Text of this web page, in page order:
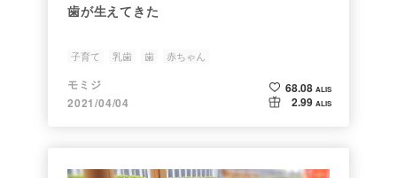
歯が生えてきた
子育て 乳歯 歯 赤ちゃん
モミジ
2021/04/04
68.08 ALIS
2.99 ALIS